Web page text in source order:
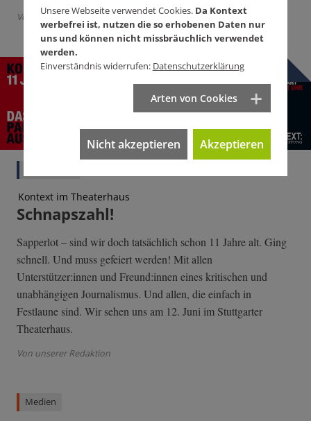
Von Gastautor Franz Alt | 12 Kommentare
Kontext im Theaterhaus
Schnapszahl!
Sapperlot – sind wir doch tatsächlich schon 11 Jahre alt. Ging
schnell. Und muss gefeiert werden! Mit allen
Unterstützer:innen und Freund:innen eines kritischen und
unabhängigen Journalismus. Und allen, die einfach in
Festlaune sind. Wir sehen uns am 12. Juni im Stuttgarter
Theaterhaus.
Von unserer Redaktion
Medien
Unsere Webseite verwendet Cookies. Da Kontext
werbefrei ist, nutzen die so erhobenen Daten nur
uns und können nicht missbräuchlich verwendet
werden.
Einverständnis widerrufen: Datenschutzerklärung
Arten von Cookies
Nicht akzeptieren Akzeptieren